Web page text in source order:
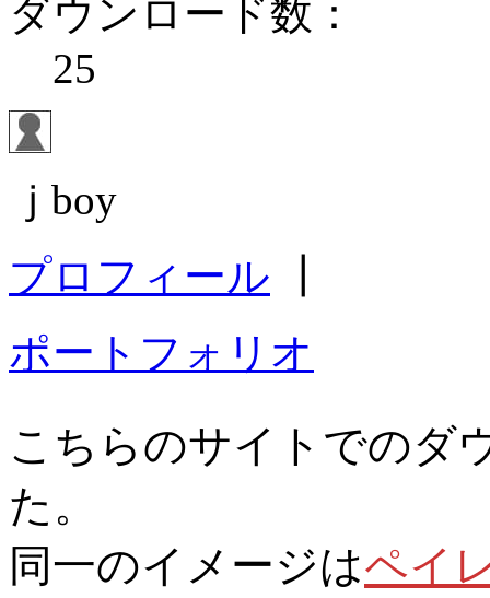
ダウンロード数：
25
ｊboy
プロフィール
ポートフォリオ
こちらのサイトでのダ
た。
同一のイメージはペイ